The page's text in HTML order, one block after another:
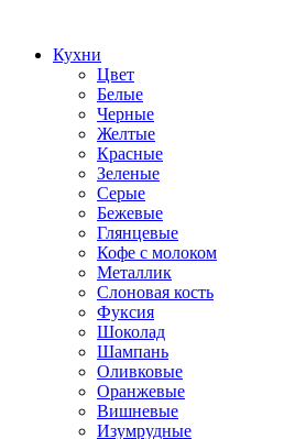
Кухни
Цвет
Белые
Черные
Желтые
Красные
Зеленые
Серые
Бежевые
Глянцевые
Кофе с молоком
Металлик
Слоновая кость
Фуксия
Шоколад
Шампань
Оливковые
Оранжевые
Вишневые
Изумрудные